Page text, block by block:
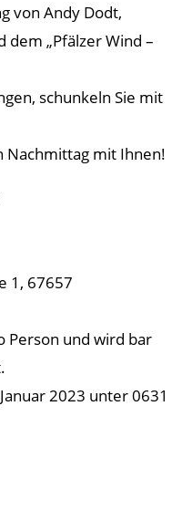
von Andy Dodt,
dem „Pfälzer Wind –
schunkeln Sie mit
Nachmittag mit Ihnen!
1, 67657
Person und wird bar
2023 unter 0631